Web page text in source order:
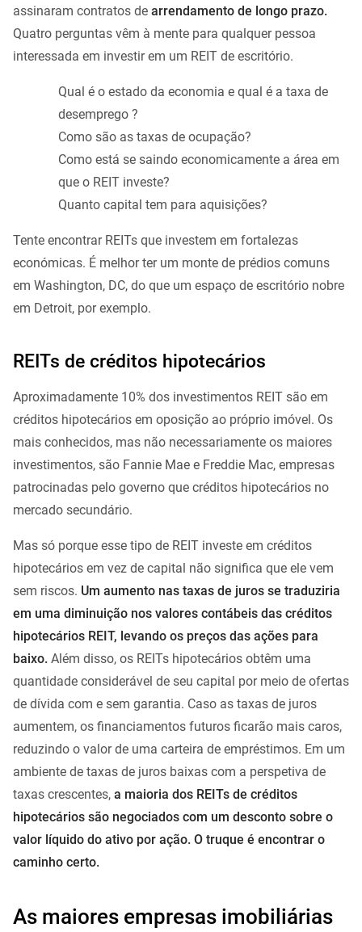
assinaram contratos de arrendamento de longo prazo.
Quatro perguntas vêm à mente para qualquer pessoa
interessada em investir em um REIT de escritório.
Qual é o estado da economia e qual é a taxa de
desemprego ?
Como são as taxas de ocupação?
Como está se saindo economicamente a área em
que o REIT investe?
Quanto capital tem para aquisições?
Tente encontrar REITs que investem em fortalezas
económicas. É melhor ter um monte de prédios comuns
em Washington, DC, do que um espaço de escritório nobre
em Detroit, por exemplo.
REITs de créditos hipotecários
Aproximadamente 10% dos investimentos REIT são em
créditos hipotecários em oposição ao próprio imóvel. Os
mais conhecidos, mas não necessariamente os maiores
investimentos, são Fannie Mae e Freddie Mac, empresas
patrocinadas pelo governo que créditos hipotecários no
mercado secundário.
Mas só porque esse tipo de REIT investe em créditos
hipotecários em vez de capital não significa que ele vem
sem riscos. Um aumento nas taxas de juros se traduziria
em uma diminuição nos valores contábeis das créditos
hipotecários REIT, levando os preços das ações para
baixo. Além disso, os REITs hipotecários obtêm uma
quantidade considerável de seu capital por meio de ofertas
de dívida com e sem garantia. Caso as taxas de juros
aumentem, os financiamentos futuros ficarão mais caros,
reduzindo o valor de uma carteira de empréstimos. Em um
ambiente de taxas de juros baixas com a perspetiva de
taxas crescentes, a maioria dos REITs de créditos
hipotecários são negociados com um desconto sobre o
valor líquido do ativo por ação. O truque é encontrar o
caminho certo.
As maiores empresas imobiliárias